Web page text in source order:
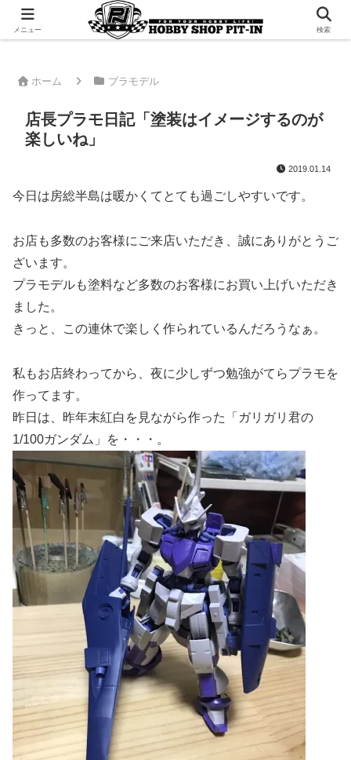
千葉県君津市でラジコンやプラモデルを販売。 ピットインのウェブサイトです
ホーム プラモデル
店長プラモ日記「塗装はイメージするのが
楽しいね」
2019.01.14
今日は房総半島は暖かくてとても過ごしやすいです。
お店も多数のお客様にご来店いただき、誠にありがとうご
ざいます。
プラモデルも塗料など多数のお客様にお買い上げいただき
ました。
きっと、この連休で楽しく作られているんだろうなぁ。
私もお店終わってから、夜に少しずつ勉強がてらプラモを
作ってます。
昨日は、昨年末紅白を見ながら作った「ガリガリ君の
1/100ガンダム」を・・・。
メニュー 検索